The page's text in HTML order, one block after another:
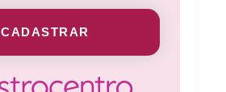
CADASTRAR